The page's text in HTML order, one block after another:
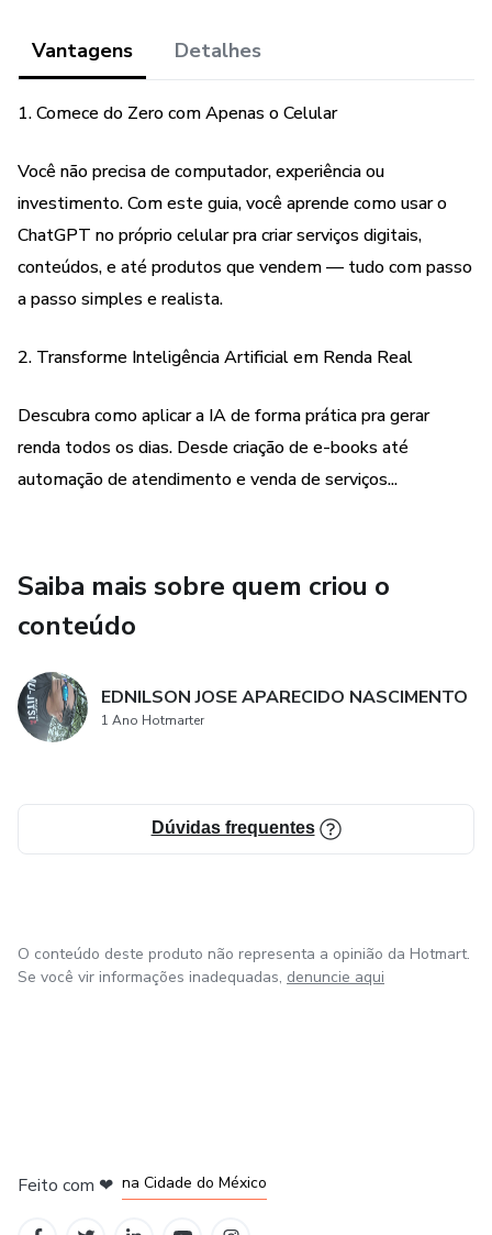
Vantagens Detalhes
1. Comece do Zero com Apenas o Celular
Você não precisa de computador, experiência ou
investimento. Com este guia, você aprende como usar o
ChatGPT no próprio celular pra criar serviços digitais,
conteúdos, e até produtos que vendem — tudo com passo
a passo simples e realista.
2. Transforme Inteligência Artificial em Renda Real
Descubra como aplicar a IA de forma prática pra gerar
renda todos os dias. Desde criação de e-books até
automação de atendimento e venda de serviços...
Saiba mais sobre quem criou o
conteúdo
EDNILSON JOSE APARECIDO NASCIMENTO
1 Ano Hotmarter
Dúvidas frequentes
O conteúdo deste produto não representa a opinião da Hotmart.
Se você vir informações inadequadas, denuncie aqui
Feito com ❤ na Cidade do México